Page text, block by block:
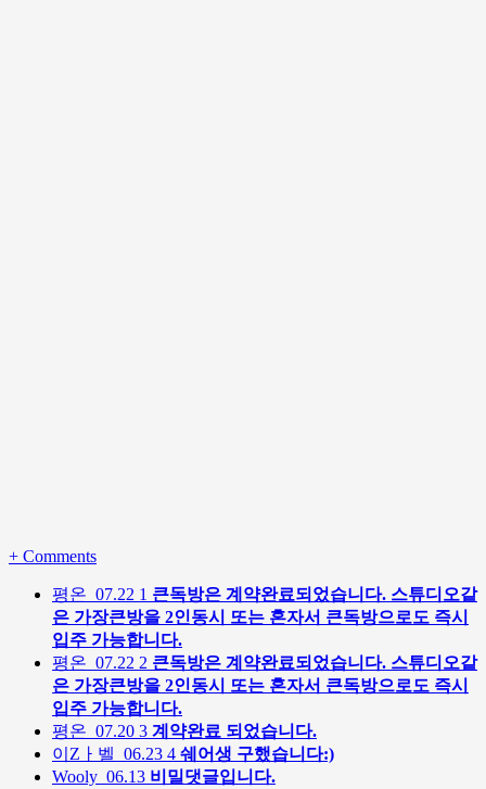
+ Comments
평온 07.22 1 큰독방은 계약완료되었습니다. 스튜디오같
은 가장큰방을 2인동시 또는 혼자서 큰독방으로도 즉시
입주 가능합니다.
평온 07.22 2 큰독방은 계약완료되었습니다. 스튜디오같
은 가장큰방을 2인동시 또는 혼자서 큰독방으로도 즉시
입주 가능합니다.
평온 07.20 3 계약완료 되었습니다.
이Zㅏ벨 06.23 4 쉐어생 구했습니다:)
Wooly 06.13 비밀댓글입니다.